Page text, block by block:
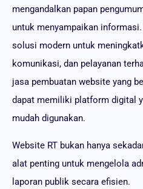
mengandalkan papan
untuk menyampaikan
solusi modern untuk
komunikasi, dan pelayanan
jasa pembuatan website yang
dapat memiliki platform digital
mudah digunakan.
Website RT bukan hanya
alat penting untuk mengelola
laporan publik secara efisien.